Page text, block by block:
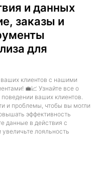
и данных
заказы и
для
клиентов с нашими
💼📈 Узнайте все о
ваших клиентов.
и проблемы, чтобы вы могли
эффективность
данные в действия с
лояльность